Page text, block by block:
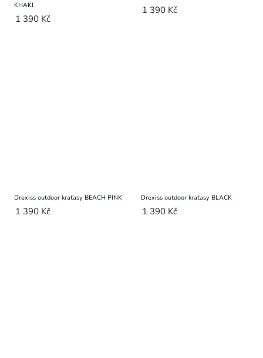
KHAKI
1 390 Kč
1 390 Kč
Drexiss outdoor kraťasy BEACH PINK
1 390 Kč
Drexiss outdoor kraťasy BLACK
1 390 Kč